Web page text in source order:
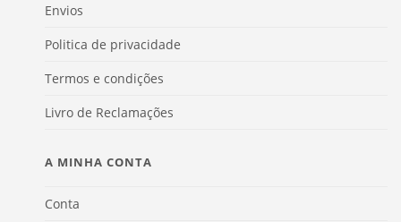
Envios
Politica de privacidade
Termos e condições
Livro de Reclamações
A MINHA CONTA
Conta